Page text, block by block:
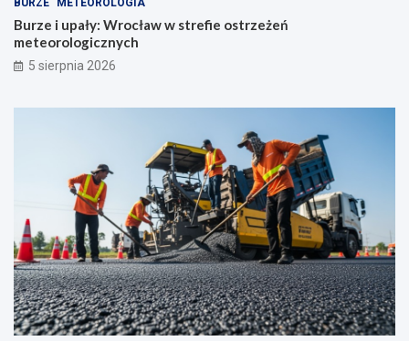
Burze i upały: Wrocław w strefie ostrzeżeń
meteorologicznych
5 sierpnia 2026